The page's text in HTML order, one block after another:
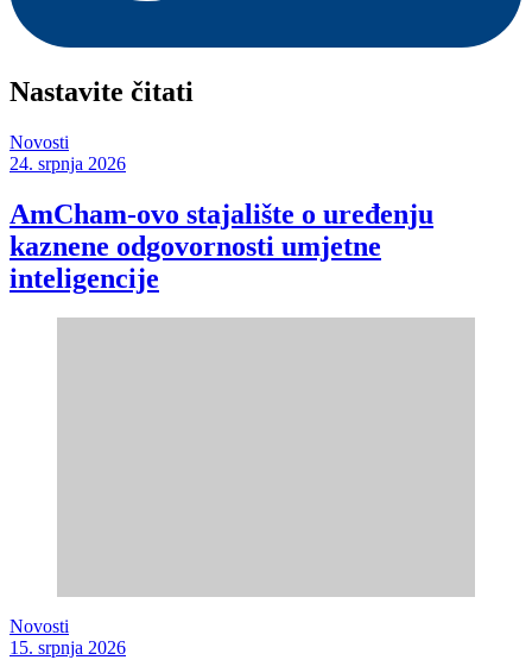
Nastavite čitati
Novosti
24. srpnja 2026
AmCham-ovo stajalište o uređenju
kaznene odgovornosti umjetne
inteligencije
Novosti
15. srpnja 2026